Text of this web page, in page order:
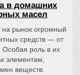
в домашних
масел
на рынок огромный
средств — от
Особая роль в их
элементам,
веществ.